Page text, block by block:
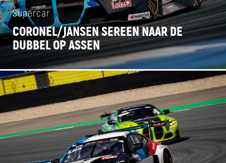
Supercar
CORONEL/JANSEN SEREEN NAAR DE
DUBBEL OP ASSEN